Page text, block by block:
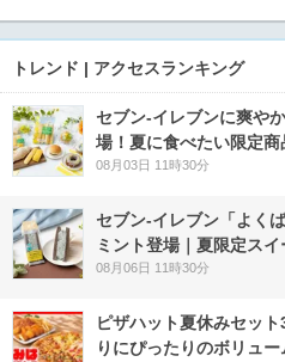
トレンド | アクセスランキング
セブン‐イレブンに爽や
場！夏に食べたい限定商
08月03日 11時30分
セブン‐イレブン「よく
ミント登場｜夏限定ス
08月06日 11時30分
ピザハット夏休みセッ
りにぴったりのボリュ